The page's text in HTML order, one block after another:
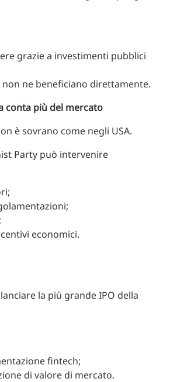
grazie a investimenti pubblici
ne beneficiano direttamente.
conta più del mercato
è sovrano come negli USA.
Party può intervenire
economici.
lanciare la più grande IPO della
fintech;
di valore di mercato.